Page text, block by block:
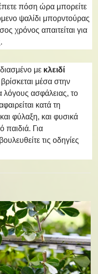
πόση ώρα μπορείτε
ψαλίδι μπορντούρας
χρόνος απαιτείται για
με κλειδί
μέσα στην
λόγους ασφάλειας, το
κατά τη
φύλαξη, και φυσικά
παιδιά. Για
τις οδηγίες